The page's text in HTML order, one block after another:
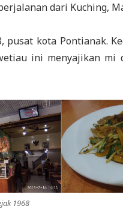
dari Kuching,
pusat kota Pontianak.
ini menyajikan mi
1968